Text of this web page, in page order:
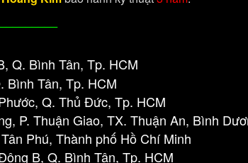
Q. Bình Tân, Tp. HCM
Bình Tân, Tp. HCM
Q. Thủ Đức, Tp. HCM
P. Thuận Giao, TX. Thuận An, Bình
Phú, Thành phố Hồ Chí Minh
B, Q. Bình Tân, Tp. HCM